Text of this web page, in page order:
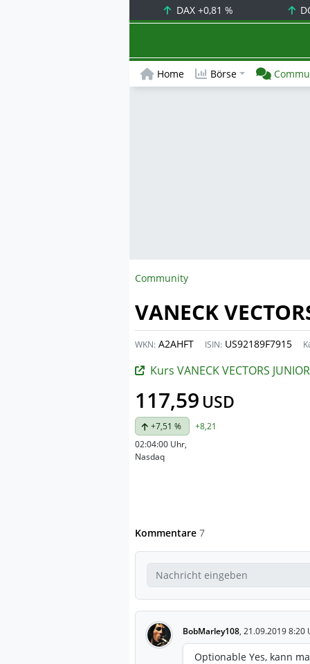
DAX +0,81 %
Home Börse
Community
VANECK
WKN: A2AHFT ISIN: US92189F7915
Kurs VANECK VECTORS JUNIOR GOLD
117,59 USD
+7,51 %
+8,21
02:04:00 Uhr,
Nasdaq
Kommentare 7
BobMarley108, 21.09.2019 8:20
Optionable Yes, kann